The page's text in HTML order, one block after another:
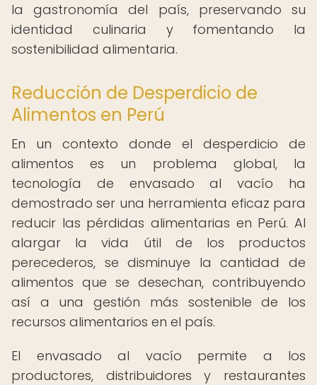
la gastronomía del país, preservando su
identidad culinaria y fomentando la
sostenibilidad alimentaria.
Reducción de Desperdicio de
Alimentos en Perú
En un contexto donde el desperdicio de
alimentos es un problema global, la
tecnología de envasado al vacío ha
demostrado ser una herramienta eficaz para
reducir las pérdidas alimentarias en Perú. Al
alargar la vida útil de los productos
perecederos, se disminuye la cantidad de
alimentos que se desechan, contribuyendo
así a una gestión más sostenible de los
recursos alimentarios en el país.
El envasado al vacío permite a los
productores, distribuidores y restaurantes